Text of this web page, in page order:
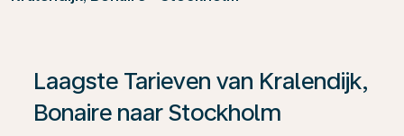
Laagste Tarieven van Kralendijk,
Bonaire naar Stockholm